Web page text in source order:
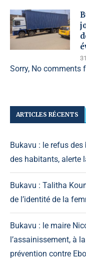
Sorry, No comments
ARTICLES RÉCENTS
Bukavu : le refus
des habitants, alerte
Bukavu : Talitha
de l’identité de la
Bukavu : le maire
l’assainissement, à
prévention contre